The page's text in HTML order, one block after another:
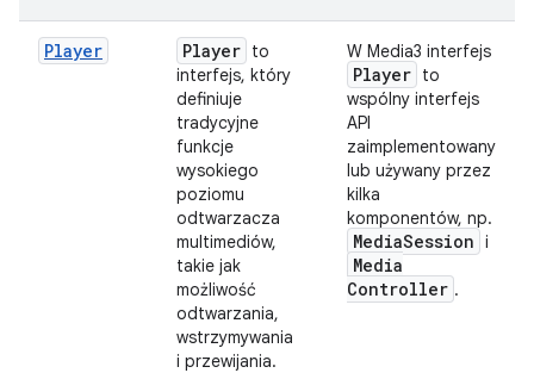
Player Player to
interfejs, który
definiuje
tradycyjne
funkcje
wysokiego
poziomu
odtwarzacza
multimediów,
takie jak
możliwość
odtwarzania,
wstrzymywania
i przewijania.
W Media3 interfejs
Player to
wspólny interfejs
API
zaimplementowany
lub używany przez
kilka
komponentów, np.
MediaSession i
Media
Controller .